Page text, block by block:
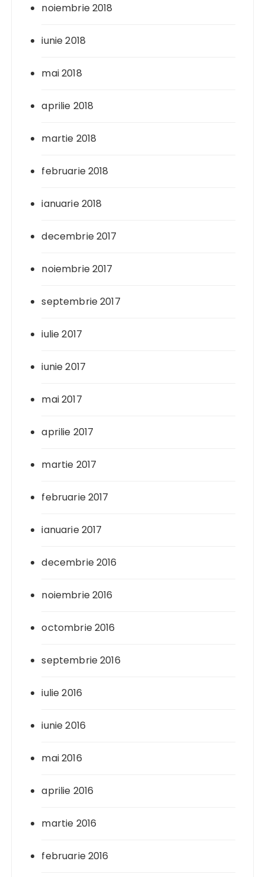
noiembrie 2018
iunie 2018
mai 2018
aprilie 2018
martie 2018
februarie 2018
ianuarie 2018
decembrie 2017
noiembrie 2017
septembrie 2017
iulie 2017
iunie 2017
mai 2017
aprilie 2017
martie 2017
februarie 2017
ianuarie 2017
decembrie 2016
noiembrie 2016
octombrie 2016
septembrie 2016
iulie 2016
iunie 2016
mai 2016
aprilie 2016
martie 2016
februarie 2016